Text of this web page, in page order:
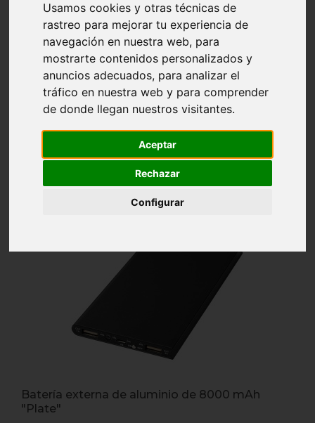
Usamos cookies y otras técnicas de
rastreo para mejorar tu experiencia de
navegación en nuestra web, para
mostrarte contenidos personalizados y
anuncios adecuados, para analizar el
tráfico en nuestra web y para comprender
de donde llegan nuestros visitantes.
Aceptar
Rechazar
Configurar
Inicio TECNOLOGÍA
TECNOLOGÍA
Mostrando 1-24 de 230 artículo(s)
Batería externa de aluminio de 8000 mAh
"Plate"